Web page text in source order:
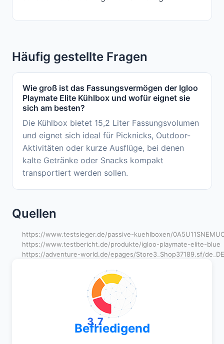
Häufig gestellte Fragen
Wie groß ist das Fassungsvermögen der Igloo
Playmate Elite Kühlbox und wofür eignet sie
sich am besten?
Die Kühlbox bietet 15,2 Liter Fassungsvolumen
und eignet sich ideal für Picknicks, Outdoor-
Aktivitäten oder kurze Ausflüge, bei denen
kalte Getränke oder Snacks kompakt
transportiert werden sollen.
Quellen
https://www.testsieger.de/passive-kuehlboxen/
https://www.testbericht.de/produkte/igloo-playmate-elite-blue
https://adventure-world.de/epages/Store3_Shop37189.sf/
3,7
Befriedigend